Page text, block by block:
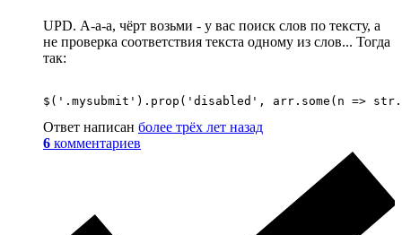
UPD. А-а-а, чёрт возьми - у вас поиск слов по тексту, а
не проверка соответствия текста одному из слов... Тогда
так:
$('.mysubmit').prop('disabled', arr.some(n =>
Ответ написан более трёх лет назад
6 комментариев